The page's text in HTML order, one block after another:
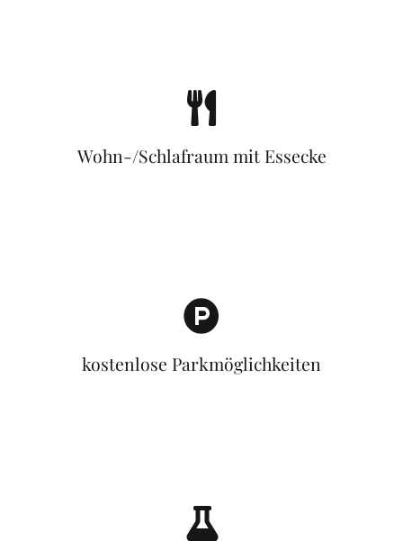
Wohn-/Schlafraum mit Essecke
kostenlose Parkmöglichkeiten